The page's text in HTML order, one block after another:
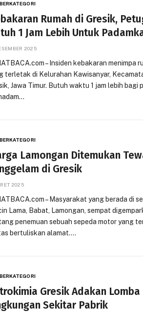
Rumah di Gresik,
1 Jam Lebih Untuk
2025
– Insiden kebakaran menimpa
terletak di Kelurahan Kawisanyar,
Jawa Timur. Butuh waktu 1 jam lebih bagi
Lamongan Ditemukan
di Gresik
2025
– Masyarakat yang berada di
Lama, Babat, Lamongan, sempat
penemuan sebuah sepeda motor yang
bertuliskan alamat.…
Gresik Adakan
Sekitar Pabrik